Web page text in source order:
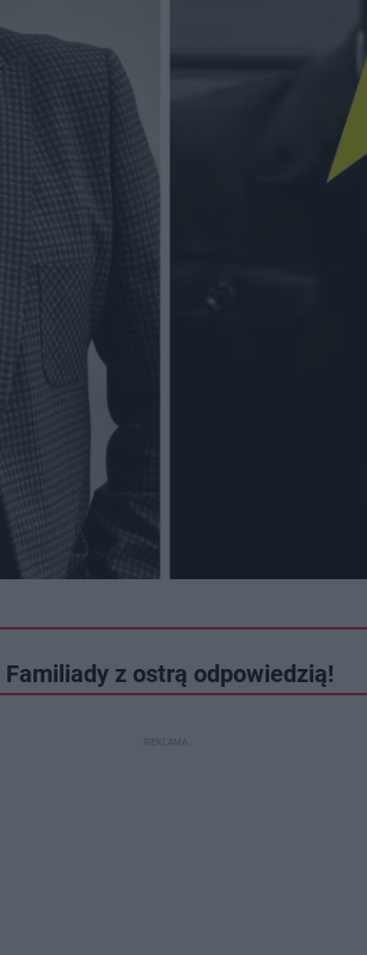
z ostrą odpowiedzią!